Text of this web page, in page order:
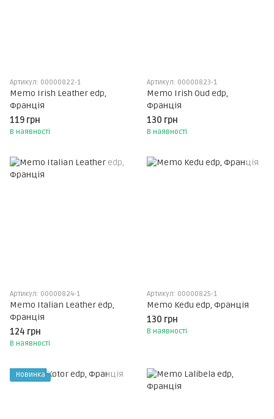
Артикул: 00000822-1
Memo Irish Leather edp,
Франція
119 грн
В наявності
Артикул: 00000823-1
Memo Irish Oud edp,
Франція
130 грн
В наявності
Артикул: 00000824-1
Memo Italian Leather edp,
Франція
124 грн
В наявності
Артикул: 00000825-1
Memo Kedu edp, Франція
130 грн
В наявності
Новинка